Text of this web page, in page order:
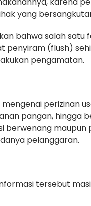
yang
bahwa salah
penyiram (flush)
pengamatan.
perizinan
pangan, hingga
berwenang
pelanggaran.
tersebut